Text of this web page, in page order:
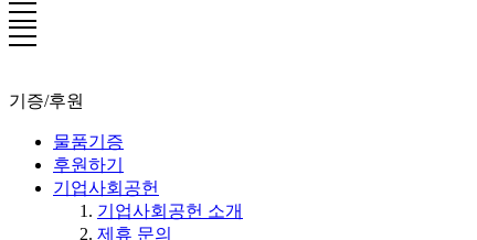
기증/후원
물품기증
후원하기
기업사회공헌
기업사회공헌 소개
제휴 문의